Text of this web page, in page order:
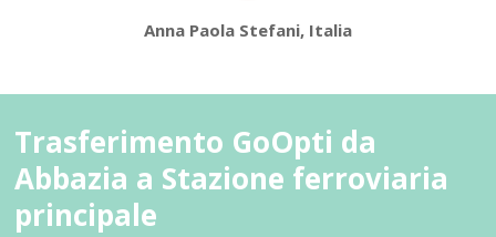
Anna Paola Stefani, Italia
Trasferimento GoOpti da
Abbazia a Stazione ferroviaria
principale